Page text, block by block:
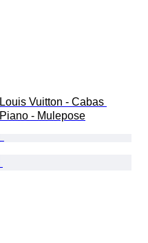
Louis Vuitton - Cabas
Piano - Mulepose